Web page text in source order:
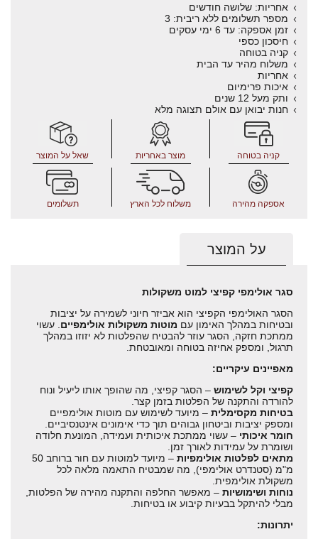
אחריות: שלושה חודשים
מספר תשלומים ללא ריבית: 3
זמן אספקה: עד 6 ימי עסקים
חיסכון כספי
קניה בטוחה
משלוח מהיר עד הבית
אחריות
איכות פרימיום
ותק מעל 12 שנים
חנות יבואן עם אולם תצוגה מלא
קניה בטוחה מוצר באחריות שאל על המוצר
אספקה מהירה משלוח לכל הארץ תשלומים
על המוצר
סגר אולימפי קפיצי למוט משקולות
הסגר האולימפי הקפיצי הוא אביזר חיוני לשמירה על יציבות
ובטיחות במהלך האימון עם מוטות משקולות אולימפיים . עשוי
ממתכת חזקה, הסגר עוזר להבטיח שהפלטות לא יזוזו במהלך
תרגול, ומספק אחיזה בטוחה ומאובטחת.
מאפיינים עיקריים:
קפיצי וקל לשימוש – הסגר קפיצי, מה שהופך אותו ליעיל ונוח
להורדה והתקנה של הפלטות בזמן קצר.
בטיחות מקסימלית – מיועד לשימוש עם מוטות אולימפיים
ומספק יציבות וביטחון גבוהים תוך כדי אימונים אינטנסיביים.
חומר איכותי – עשוי ממתכת איכותית ועמידה, המונעת חלודה
ושומרת על עמידות לאורך זמן.
מתאים לפלטות אולימפיות
– מיועד למוטות עם חור ברוחב 50
מ"מ (סטנדרט אולימפי), מה שמבטיח התאמה מלאה לכל
משקולת אולימפית.
נוחות ושימושיות – מאפשר החלפה והתקנה מהירה של הפלטות,
מבלי להיתקל בבעיות קיבוע או בטיחות.
יתרונות: